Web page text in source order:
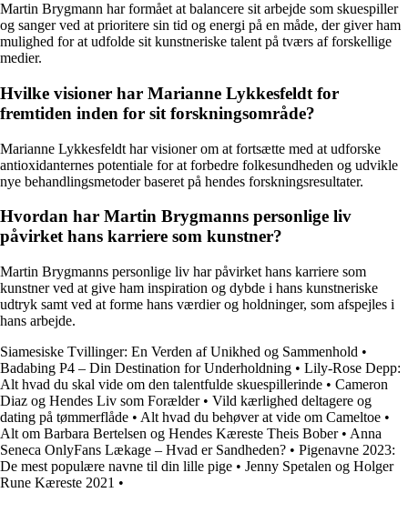
Martin Brygmann har formået at balancere sit arbejde som skuespiller
og sanger ved at prioritere sin tid og energi på en måde, der giver ham
mulighed for at udfolde sit kunstneriske talent på tværs af forskellige
medier.
Hvilke visioner har Marianne Lykkesfeldt for
fremtiden inden for sit forskningsområde?
Marianne Lykkesfeldt har visioner om at fortsætte med at udforske
antioxidanternes potentiale for at forbedre folkesundheden og udvikle
nye behandlingsmetoder baseret på hendes forskningsresultater.
Hvordan har Martin Brygmanns personlige liv
påvirket hans karriere som kunstner?
Martin Brygmanns personlige liv har påvirket hans karriere som
kunstner ved at give ham inspiration og dybde i hans kunstneriske
udtryk samt ved at forme hans værdier og holdninger, som afspejles i
hans arbejde.
Siamesiske Tvillinger: En Verden af Unikhed og Sammenhold •
Badabing P4 – Din Destination for Underholdning • Lily-Rose Depp:
Alt hvad du skal vide om den talentfulde skuespillerinde • Cameron
Diaz og Hendes Liv som Forælder• Vild kærlighed deltagere og
dating på tømmerflåde • Alt hvad du behøver at vide om Cameltoe •
Alt om Barbara Bertelsen og Hendes Kæreste Theis Bober• Anna
Seneca OnlyFans Lækage – Hvad er Sandheden? • Pigenavne 2023:
De mest populære navne til din lille pige • Jenny Spetalen og Holger
Rune Kæreste 2021 •